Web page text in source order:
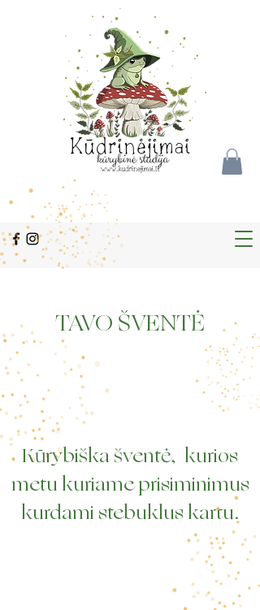
TAVO ŠVENTĖ
Kūrybiška šventė, kurios
metu kuriame prisiminimus
kurdami stebuklus kartu.